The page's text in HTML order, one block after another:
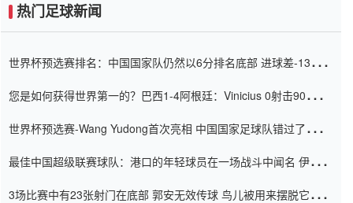
热门足球新闻
世界杯预选赛排名：中国国家队仍然以6分排名底部 进球差-13令人
您是如何获得世界第一的？巴西1-4阿根廷：Vinicius 0射击90分钟
世界杯预选赛-Wang Yudong首次亮相 中国国家足球队错过了世界
最佳中国超级联赛球队：港口的年轻球员在一场战斗中闻名 伊万放
3场比赛中有23张射门在底部 郭安无效传球 鸟儿被用来摆脱它